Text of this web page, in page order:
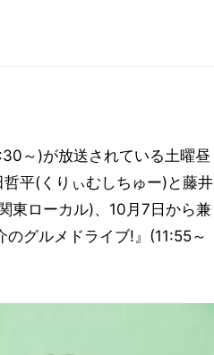
～)が放送されている土曜昼
平(くりぃむしちゅー)と藤井
東ローカル)、10月7日から兼
グルメドライブ!』(11:55～